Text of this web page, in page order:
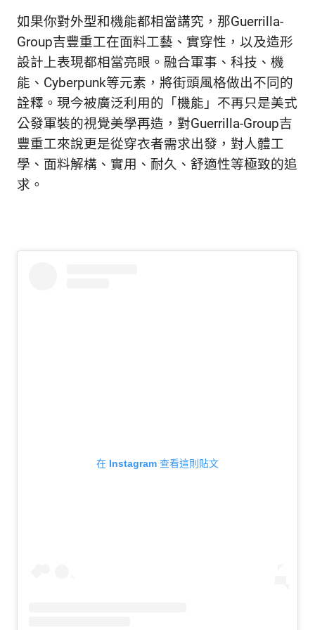
如果你對外型和機能都相當講究，那Guerrilla-
Group吉豐重工在面料工藝、實穿性，以及造形
設計上表現都相當亮眼。融合軍事、科技、機
能、Cyberpunk等元素，將街頭風格做出不同的
詮釋。現今被廣泛利用的「機能」不再只是美式
公發軍裝的視覺美學再造，對Guerrilla-Group吉
豐重工來說更是從穿衣者需求出發，對人體工
學、面料解構、實用、耐久、舒適性等極致的追
求。
在 Instagram 查看這則貼文